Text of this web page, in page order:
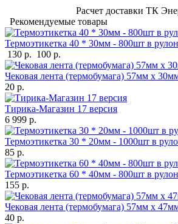
Расчет доставки ТК
Рекомендуемые товары
Термоэтикетка 40 * 30мм - 800шт в
130 р. 100 р.
Чековая лента (термобумага) 57мм x
20 р.
Тирика-Магазин 17 версия
6 999 р.
Термоэтикетка 30 * 20мм - 1000шт в
85 р.
Термоэтикетка 60 * 40мм - 800шт в
155 р.
Чековая лента (термобумага) 57мм x
40 р.